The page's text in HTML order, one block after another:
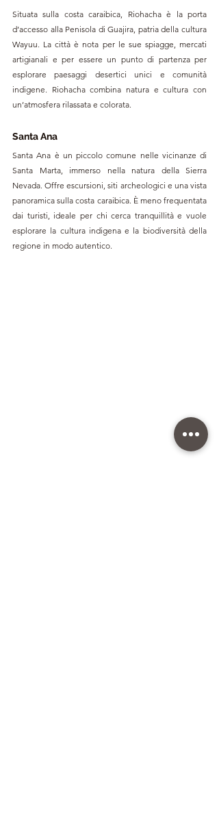
Situata sulla costa caraibica, Riohacha è la porta
d’accesso alla Penisola di Guajira, patria della cultura
Wayuu. La città è nota per le sue spiagge, mercati
artigianali e per essere un punto di partenza per
esplorare paesaggi desertici unici e comunità
indigene. Riohacha combina natura e cultura con
un’atmosfera rilassata e colorata.
Santa Ana
Santa Ana è un piccolo comune nelle vicinanze di
Santa Marta, immerso nella natura della Sierra
Nevada. Offre escursioni, siti archeologici e una vista
panoramica sulla costa caraibica. È meno frequentata
dai turisti, ideale per chi cerca tranquillità e vuole
esplorare la cultura indigena e la biodiversità della
regione in modo autentico.